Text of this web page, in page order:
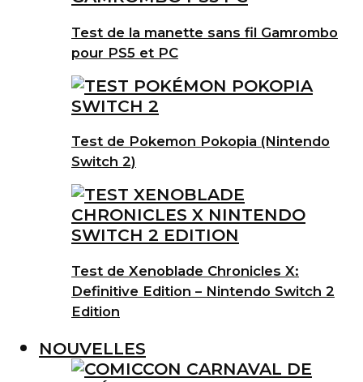
Test de la manette sans fil Gamrombo
pour PS5 et PC
Test de Pokemon Pokopia (Nintendo
Switch 2)
Test de Xenoblade Chronicles X:
Definitive Edition – Nintendo Switch 2
Edition
NOUVELLES